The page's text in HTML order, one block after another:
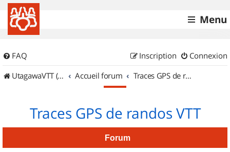
Menu
FAQ Connexion
Inscription
UtagawaVTT (Randos VTT et VTTAE avec traces GPS)
Accueil forum Traces GPS de randos VTT
Traces GPS de randos VTT
Forum